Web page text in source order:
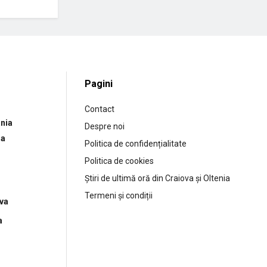
Pagini
Contact
Despre noi
Politica de confidențialitate
Politica de cookies
Știri de ultimă oră din Craiova și Oltenia
Termeni și condiții